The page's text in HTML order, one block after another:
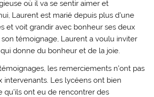
où il va se sentir aimer et
Laurent est marié depuis plus d’une
et voit grandir avec bonheur ses deux
témoignage, Laurent a voulu inviter
donne du bonheur et de la joie.
les remerciements n’ont pas
intervenants. Les lycéens ont bien
qu’ils ont eu de rencontrer des